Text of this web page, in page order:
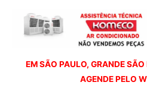
EM SÃO PAULO, GRANDE
AGENDE PELO